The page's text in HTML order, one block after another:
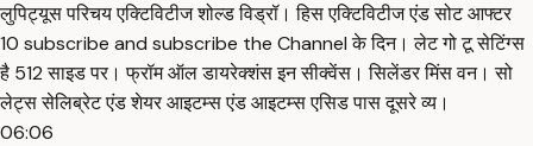
लुपिट्यूस परिचय एक्टिविटीज शोल्ड विड्रॉ। हिस एक्टिविटीज एंड सोट आफ्टर
10 subscribe and subscribe the Channel के दिन। लेट गो टू सेटिंग्स
है 512 साइड पर। फ्रॉम ऑल डायरेक्शंस इन सीक्वेंस। सिलेंडर मिंस वन। सो
लेट्स सेलिब्रेट एंड शेयर आइटम्स एंड आइटम्स एसिड पास दूसरे व्य।
06:06